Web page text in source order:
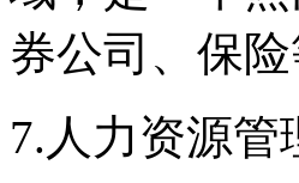
券公司、保
7.人力资源管